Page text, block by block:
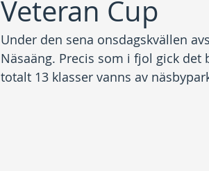
Veteran Cup
Under den sena onsdagskvällen
Näsaäng. Precis som i fjol gick
totalt 13 klasser vanns av